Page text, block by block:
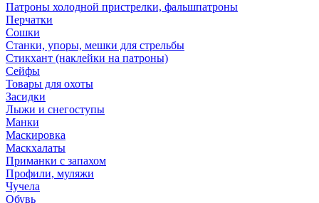
Патроны холодной пристрелки, фальшпатроны
Перчатки
Сошки
Станки, упоры, мешки для стрельбы
Стикхант (наклейки на патроны)
Сейфы
Товары для охоты
Засидки
Лыжи и снегоступы
Манки
Маскировка
Маскхалаты
Приманки с запахом
Профили, муляжи
Чучела
Обувь